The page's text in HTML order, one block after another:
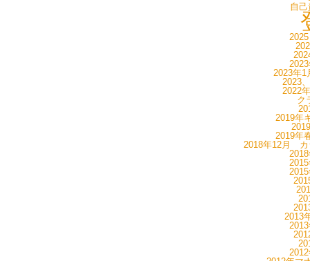
自
2023年1
2023
2022
ク
2019年
2019年
2018年12月 カ
2013